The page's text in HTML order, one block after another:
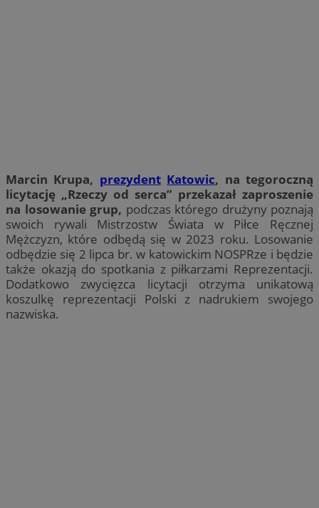
Marcin Krupa, prezydent Katowic, na tegoroczną
licytację „Rzeczy od serca” przekazał zaproszenie
na losowanie grup, podczas którego drużyny poznają
swoich rywali Mistrzostw Świata w Piłce Ręcznej
Mężczyzn, które odbędą się w 2023 roku. Losowanie
odbędzie się 2 lipca br. w katowickim NOSPRze i będzie
także okazją do spotkania z piłkarzami Reprezentacji.
Dodatkowo zwycięzca licytacji otrzyma unikatową
koszulkę reprezentacji Polski z nadrukiem swojego
nazwiska.